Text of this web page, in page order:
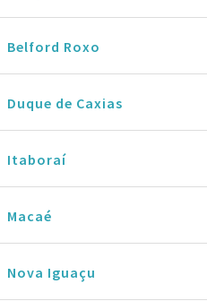
Belford Roxo
Duque de Caxias
Itaboraí
Macaé
Nova Iguaçu